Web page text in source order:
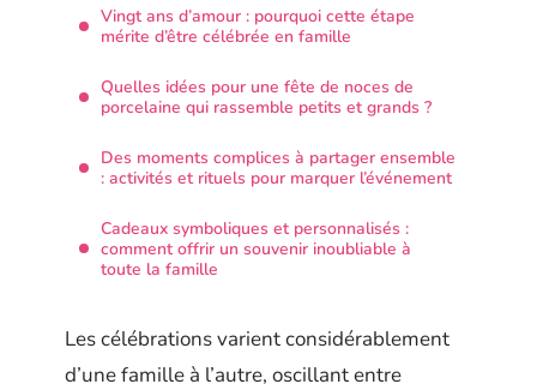
Vingt ans d’amour : pourquoi cette étape
mérite d’être célébrée en famille
Quelles idées pour une fête de noces de
porcelaine qui rassemble petits et grands ?
Des moments complices à partager ensemble
: activités et rituels pour marquer l’événement
Cadeaux symboliques et personnalisés :
comment offrir un souvenir inoubliable à
toute la famille
Les célébrations varient considérablement
d’une famille à l’autre, oscillant entre